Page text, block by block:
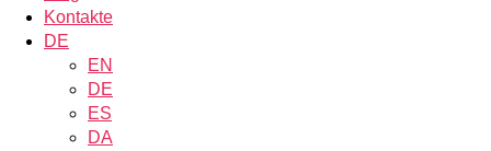
Kontakte
DE
EN
DE
ES
DA